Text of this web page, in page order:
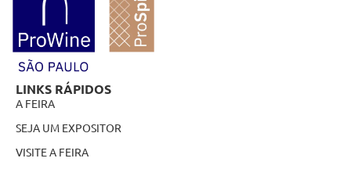
LINKS RÁPIDOS
A FEIRA
SEJA UM EXPOSITOR
VISITE A FEIRA